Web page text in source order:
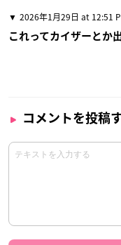
2026年1月29日 at 12:51
これってカイザーとか
コメントを投稿